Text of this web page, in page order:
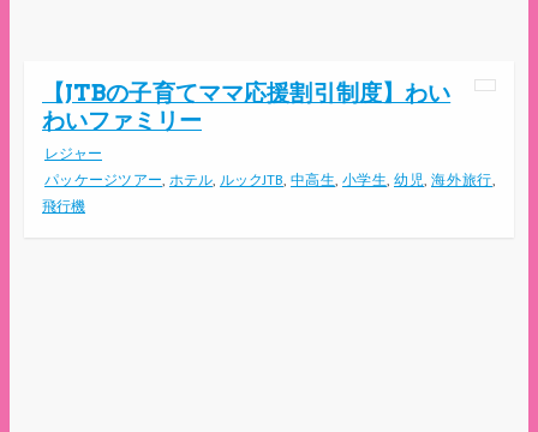
【JTBの子育てママ応援割引制度】わい
わいファミリー
レジャー
パッケージツアー, ホテル, ルックJTB, 中高生, 小学生, 幼児, 海外旅行,
飛行機